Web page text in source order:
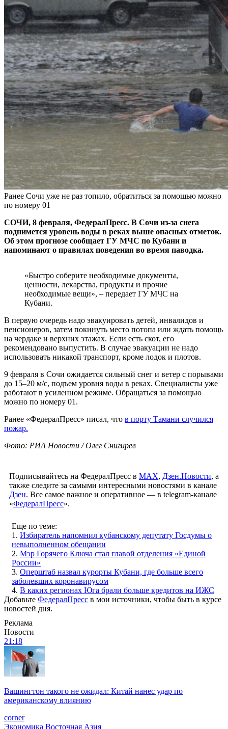
Ранее Сочи уже не раз топило, обратиться за помощью можно
по номеру 01
СОЧИ, 8 февраля, ФедералПресс. В Сочи из-за снега
поднимется уровень воды в реках выше опасных отметок.
Об этом прогнозе сообщает ГУ МЧС по Кубани и
напоминают о правилах поведения во время паводка.
«Быстро соберите необходимые документы,
ценности, лекарства, продукты и прочие
необходимые вещи», – передает ГУ МЧС на
Кубани.
В первую очередь надо эвакуировать детей, инвалидов и
пенсионеров, затем покинуть место потопа или ждать помощь
на чердаке и верхних этажах. Если есть скот, его
рекомендовано выпустить. В случае эвакуации не надо
использовать никакой транспорт, кроме лодок и плотов.
9 февраля в Сочи ожидается сильный снег и ветер с порывами
до 15–20 м/с, подъем уровня воды в реках. Специалисты уже
работают в усиленном режиме. Обращаться за помощью
можно по номеру 01.
Ранее «ФедералПресс» писал, что в порту Тамани случился
пожар.
Фото: РИА Новости / Олег Снигирев
Подписывайтесь на ФедералПресс в МАХ, Дзен.Новости, а
также следите за самыми интересными новостями в канале
Дзен. Все самое важное и оперативное — в telegram-канале
«ФедералПресс».
Еще по теме:
1. Избиратель напомнил кубанскому депутату Госдумы о
невыполненном обещании
2. Мэр Горячего Ключа стал главой отделения «Единой
России»
3. Оперштаб назвал курорты Кубани, где больше всего
заболевших коронавирусом
4. В каких регионах Юга брали больше кредитов на ИЖС
Добавьте ФедералПресс в мои источники, чтобы быть в курсе
новостей дня.
Реклама
Новости
21:18
Вашингтон такого не ожидал: Китай нанес удар по
американскому влиянию
corner
Экономика Восточная Азия